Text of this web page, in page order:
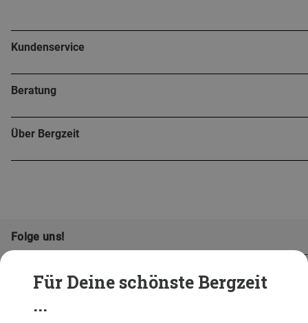
Für Deine schönste Bergzeit
...
Kundenservice
Beratung
Über Bergzeit
Folge uns!